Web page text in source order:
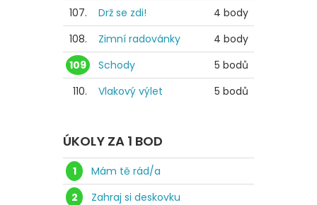
107.
Drž se zdi!
4 body
108.
Zimní radovánky
4 body
109
Schody
5 bodů
110.
Vlakový výlet 5 bodů
ÚKOLY ZA 1 BOD
1
Mám tě rád/a
2
Zahraj si deskovku